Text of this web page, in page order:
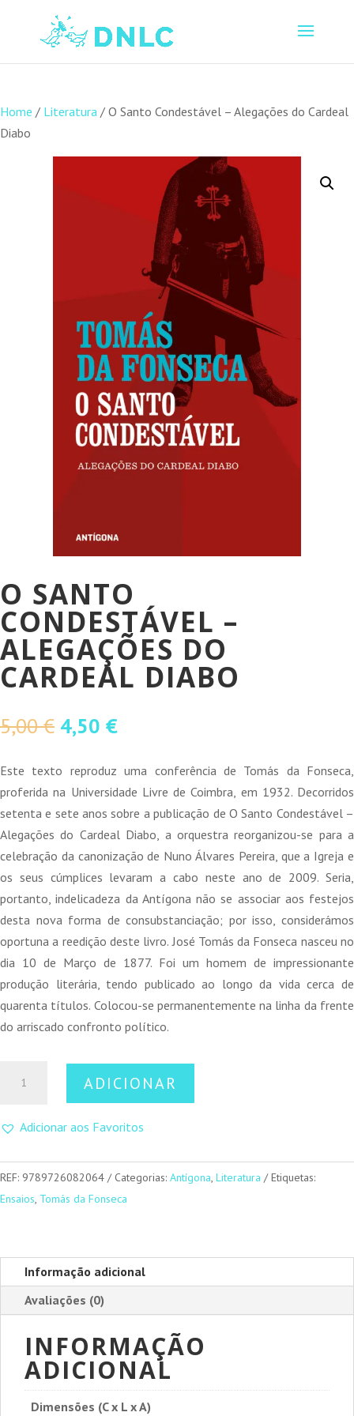
Home / Literatura / O Santo Condestável – Alegações do Cardeal
Diabo
O SANTO
CONDESTÁVEL –
ALEGAÇÕES DO
CARDEAL DIABO
5,00€ O
original
era:
5,00 €.
4,50 €O
atual
é:
4,50 €.
Este texto reproduz uma conferência de Tomás da Fonseca,
proferida na Universidade Livre de Coimbra, em 1932. Decorridos
setenta e sete anos sobre a publicação de O Santo Condestável –
Alegações do Cardeal Diabo, a orquestra reorganizou-se para a
celebração da canonização de Nuno Álvares Pereira, que a Igreja e
os seus cúmplices levaram a cabo neste ano de 2009. Seria,
portanto, indelicadeza da Antígona não se associar aos festejos
desta nova forma de consubstanciação; por isso, considerámos
oportuna a reedição deste livro. José Tomás da Fonseca nasceu no
dia 10 de Março de 1877. Foi um homem de impressionante
produção literária, tendo publicado ao longo da vida cerca de
quarenta títulos. Colocou-se permanentemente na linha da frente
do arriscado confronto político.
Santo
–
Alegações
Diabo
ADICIONAR
Adicionar aos Favoritos
REF: 9789726082064 Categorias: Antígona, Literatura
Etiquetas:
Ensaios, Tomás da Fonseca
Informação adicional
Avaliações (0)
INFORMAÇÃO
ADICIONAL
Dimensões (C x L x A)